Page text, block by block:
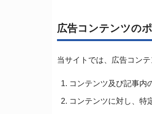
広告コンテンツの
当サイトでは、広告コン
コンテンツ及び記事内
コンテンツに対し、特